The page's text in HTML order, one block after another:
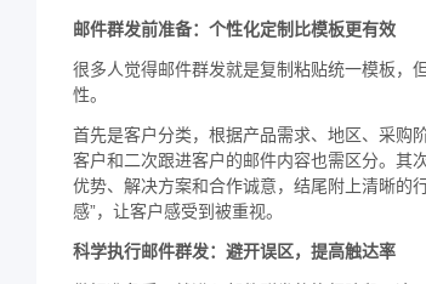
邮件群发前准备：个性化定制比模板更有效
很多人觉得邮件群发就是复制粘贴统一模板，
性。
首先是客户分类，根据产品需求、地区、采购
客户和二次跟进客户的邮件内容也需区分。其
优势、解决方案和合作诚意，结尾附上清晰的
感”，让客户感受到被重视。
科学执行邮件群发：避开误区，提高触达率